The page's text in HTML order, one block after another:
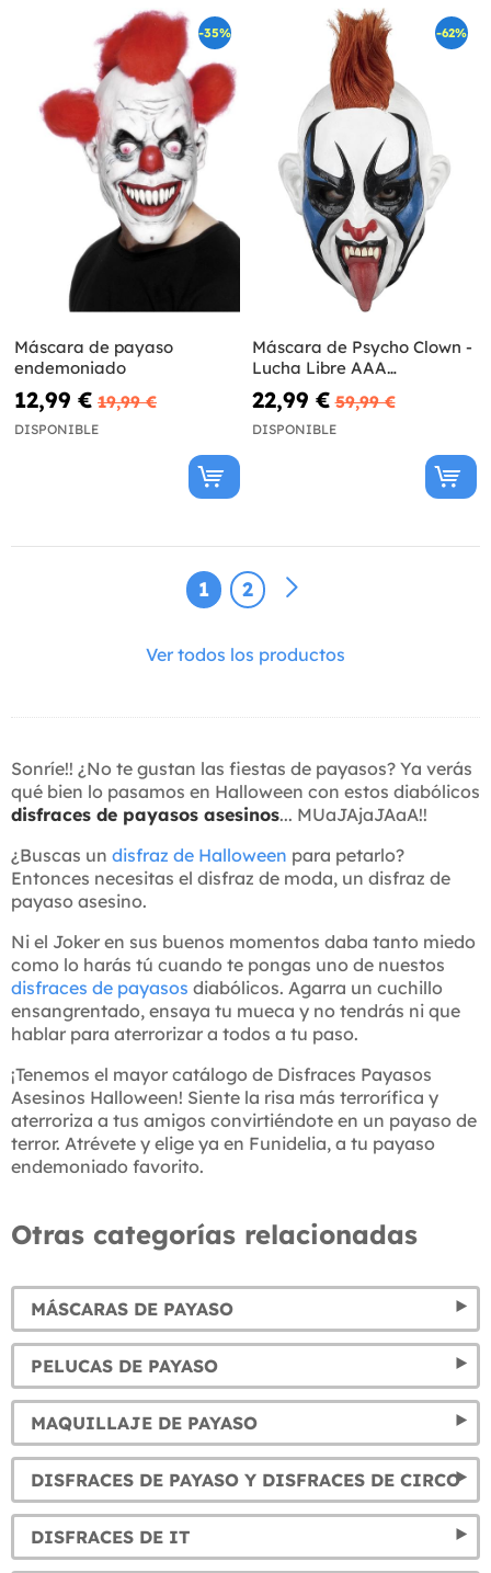
-35%
Máscara de payaso
endemoniado
12,99 € 19,99 €
DISPONIBLE
-62%
Máscara de Psycho Clown -
Lucha Libre AAA
Worldwide
22,99 € 59,99 €
DISPONIBLE
1 2
Ver todos los productos
Sonríe!! ¿No te gustan las fiestas de payasos? Ya verás
qué bien lo pasamos en Halloween con estos diabólicos
disfraces de payasos asesinos... MUaJAjaJAaA!!
¿Buscas un disfraz de Halloween para petarlo?
Entonces necesitas el disfraz de moda, un disfraz de
payaso asesino.
Ni el Joker en sus buenos momentos daba tanto miedo
como lo harás tú cuando te pongas uno de nuestos
disfraces de payasos diabólicos. Agarra un cuchillo
ensangrentado, ensaya tu mueca y no tendrás ni que
hablar para aterrorizar a todos a tu paso.
¡Tenemos el mayor catálogo de Disfraces Payasos
Asesinos Halloween! Siente la risa más terrorífica y
aterroriza a tus amigos convirtiéndote en un payaso de
terror. Atrévete y elige ya en Funidelia, a tu payaso
endemoniado favorito.
Otras categorías relacionadas
MÁSCARAS DE PAYASO
PELUCAS DE PAYASO
MAQUILLAJE DE PAYASO
DISFRACES DE PAYASO Y DISFRACES DE CIRCO
DISFRACES DE IT